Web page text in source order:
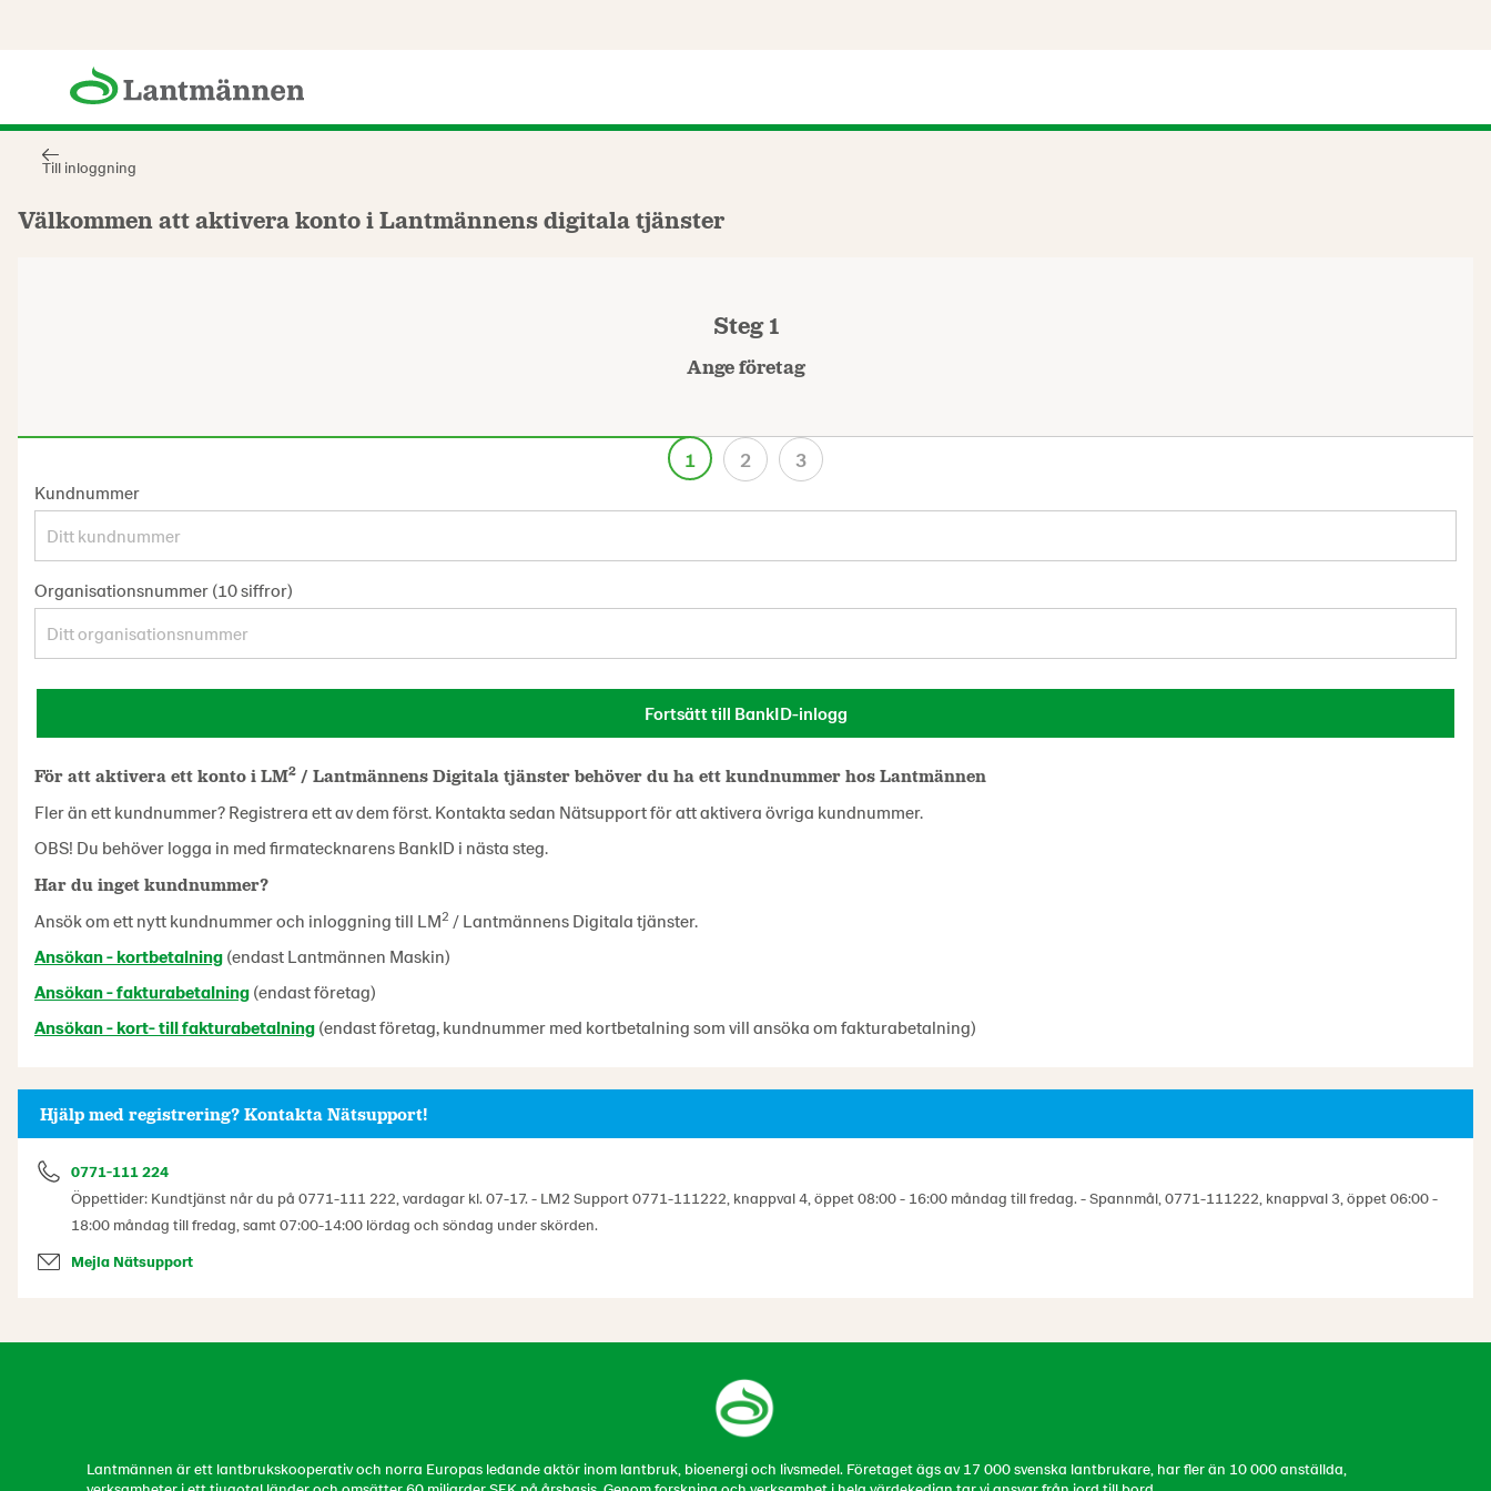
Till inloggning
Välkommen att aktivera konto i Lantmännens digitala tjänster
Steg 1
Ange företag
1 2 3
Kundnummer
Organisationsnummer (10 siffror)
För att aktivera ett konto i LM2 / Lantmännens Digitala tjänster behöver du ha ett kundnummer hos Lantmännen
Fler än ett kundnummer? Registrera ett av dem först. Kontakta sedan Nätsupport för att aktivera övriga kundnummer.
OBS! Du behöver logga in med firmatecknarens BankID i nästa steg.
Har du inget kundnummer?
Ansök om ett nytt kundnummeroch inloggning till LM2 / Lantmännens Digitala tjänster.
Ansökan - kortbetalning (endast Lantmännen Maskin)
Ansökan - fakturabetalning (endast företag)
Ansökan - kort- till fakturabetalning (endast företag, kundnummer med kortbetalning som vill ansöka om fakturabetalning)
Hjälp med registrering? Kontakta Nätsupport!
0771-111 224
Öppettider: Kundtjänst når du på 0771-111 222, vardagar kl. 07-17. - LM2 Support 0771-111222, knappval 4, öppet 08:00 - 16:00 måndag till fredag. - Spannmål, 0771-111222, knappval 3, öppet 06:00 -
18:00 måndag till fredag, samt 07:00-14:00 lördag och söndag under skörden.
Mejla Nätsupport
Lantmännen är ett lantbrukskooperativ och norra Europas ledande aktör inom lantbruk, bioenergi och livsmedel. Företaget ägs av 17 000 svenska lantbrukare, har fler än 10 000 anställda,